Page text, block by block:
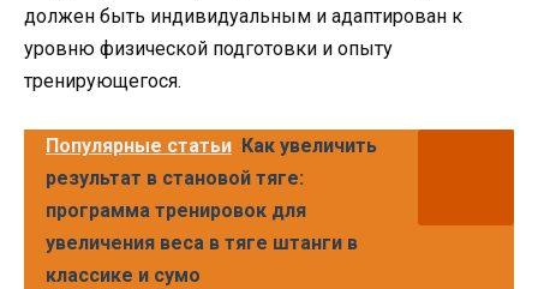
должен быть индивидуальным и адаптирован к
уровню физической подготовки и опыту
тренирующегося.
Популярные статьи Как увеличить
результат в становой тяге:
программа тренировок для
увеличения веса в тяге штанги в
классике и сумо